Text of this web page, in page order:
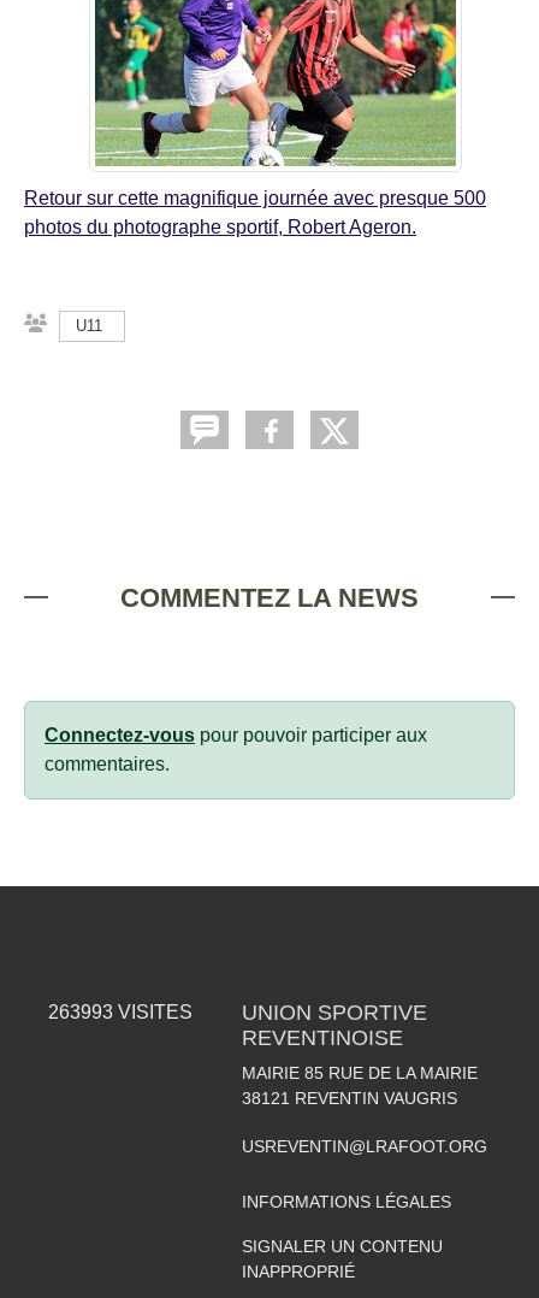
Retour sur cette magnifique journée avec presque 500
photos du photographe sportif, Robert Ageron.
U11
COMMENTEZ LA NEWS
Connectez-vous pour pouvoir participer aux
commentaires.
263993 VISITES
UNION SPORTIVE
REVENTINOISE
MAIRIE 85 RUE DE LA MAIRIE
38121 REVENTIN VAUGRIS
USREVENTIN@LRAFOOT.ORG
INFORMATIONS LÉGALES
SIGNALER UN CONTENU
INAPPROPRIÉ